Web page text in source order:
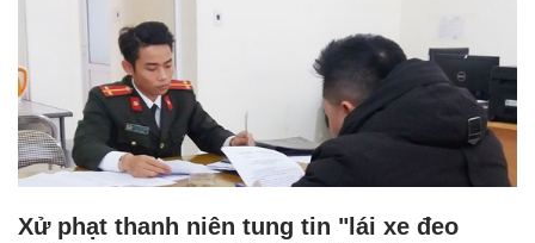
Xử phạt thanh niên tung tin "lái xe đeo